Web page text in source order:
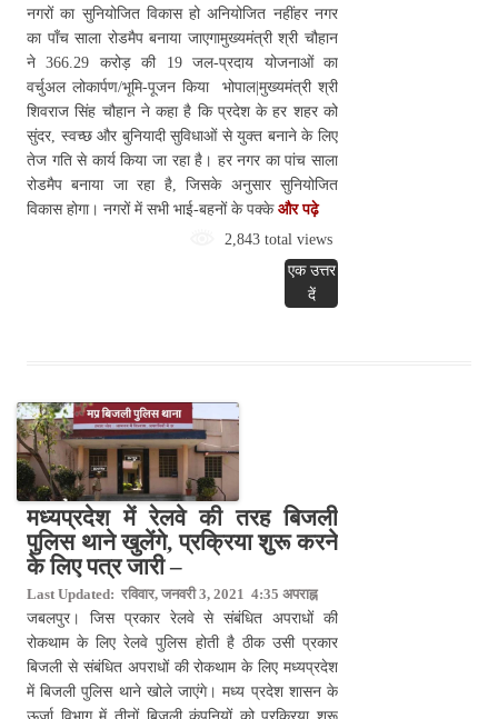
नगरों का सुनियोजित विकास हो अनियोजित नहींहर नगर
का पाँच साला रोडमैप बनाया जाएगामुख्यमंत्री श्री चौहान
ने 366.29 करोड़ की 19 जल-प्रदाय योजनाओं का
वर्चुअल लोकार्पण/भूमि-पूजन किया भोपाल|मुख्यमंत्री श्री
शिवराज सिंह चौहान ने कहा है कि प्रदेश के हर शहर को
सुंदर, स्वच्छ और बुनियादी सुविधाओं से युक्त बनाने के लिए
तेज गति से कार्य किया जा रहा है। हर नगर का पांच साला
रोडमैप बनाया जा रहा है, जिसके अनुसार सुनियोजित
विकास होगा। नगरों में सभी भाई-बहनों के पक्के और पढ़े
2,843 total views
एक उत्तर
दें
मध्यप्रदेश में रेलवे की तरह बिजली
पुलिस थाने खुलेंगे, प्रक्रिया शुरू करने
के लिए पत्र जारी –
Last Updated: रविवार, जनवरी 3, 2021 4:35 अपराह्न
जबलपुर। जिस प्रकार रेलवे से संबंधित अपराधों की
रोकथाम के लिए रेलवे पुलिस होती है ठीक उसी प्रकार
बिजली से संबंधित अपराधों की रोकथाम के लिए मध्यप्रदेश
में बिजली पुलिस थाने खोले जाएंगे। मध्य प्रदेश शासन के